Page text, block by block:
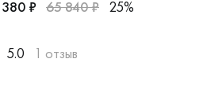
03315/к
₽ 65 840 ₽ 25%
5.0 1 отзыв